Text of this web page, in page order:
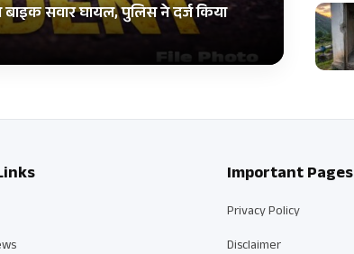
सवार घायल, पुलिस ने दर्ज किया
Important Pages
Privacy Policy
Disclaimer